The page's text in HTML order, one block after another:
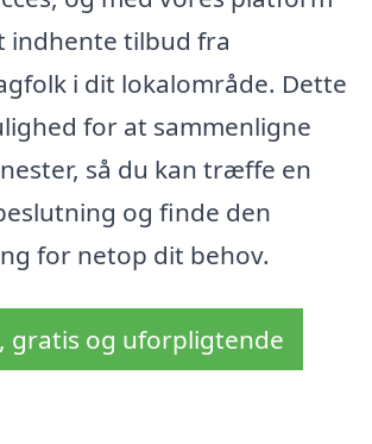
indhente tilbud fra
i dit lokalområde. Dette
for at sammenligne
så du kan træffe en
og finde den
for netop dit behov.
gratis og uforpligtende